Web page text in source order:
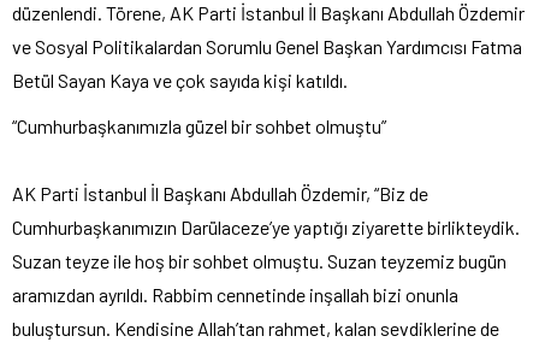
düzenlendi. Törene, AK Parti İstanbul İl Başkanı Abdullah Özdemir
ve Sosyal Politikalardan Sorumlu Genel Başkan Yardımcısı Fatma
Betül Sayan Kaya ve çok sayıda kişi katıldı.
“Cumhurbaşkanımızla güzel bir sohbet olmuştu”
AK Parti İstanbul İl Başkanı Abdullah Özdemir, “Biz de
Cumhurbaşkanımızın Darülaceze’ye yaptığı ziyarette birlikteydik.
Suzan teyze ile hoş bir sohbet olmuştu. Suzan teyzemiz bugün
aramızdan ayrıldı. Rabbim cennetinde inşallah bizi onunla
buluştursun. Kendisine Allah’tan rahmet, kalan sevdiklerine de